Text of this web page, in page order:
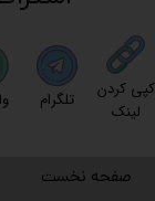
کپی کردن
لینک
تلگرام
صفحه نخست